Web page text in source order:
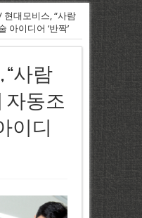
현대모비스, “사람
아이디어 ‘반짝’
“사람
자동조
이디